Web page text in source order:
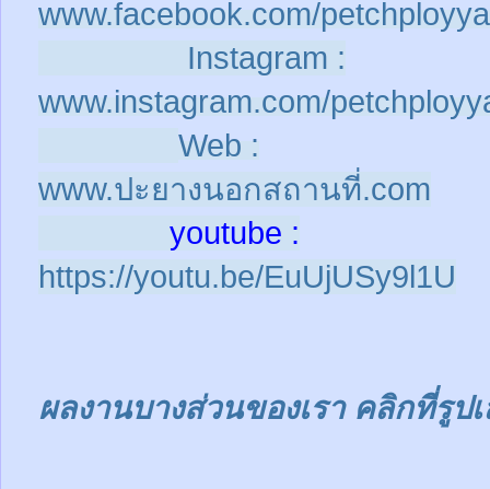
www.facebook.com/
Instagram :
www.instagram.com/
Web :
www.ปะยางนอกสถานที่.com
youtube :
https://youtu.be/EuUjUSy9l1U
ผลงานบางส่วนของเรา คลิกที่รูป